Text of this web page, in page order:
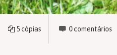
5cópias 0comentários